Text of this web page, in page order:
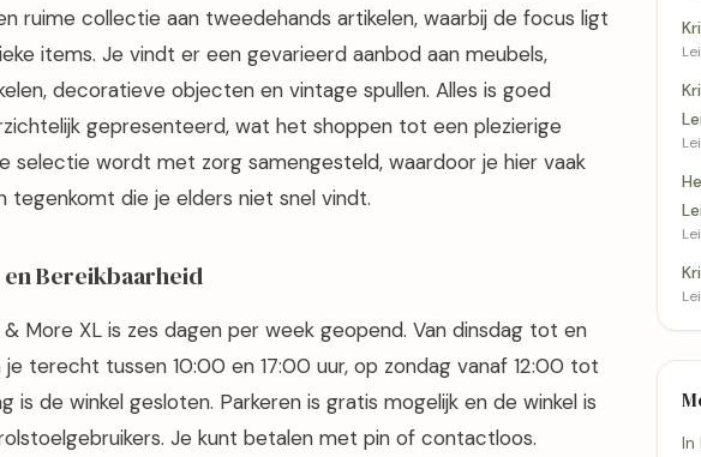
ruime collectie aan tweedehands artikelen, waarbij de focus ligt
items. Je vindt er een gevarieerd aanbod aan meubels,
decoratieve objecten en vintage spullen. Alles is goed
gepresenteerd, wat het shoppen tot een plezierige
selectie wordt met zorg samengesteld, waardoor je hier vaak
tegenkomt die je elders niet snel vindt.
Bereikbaarheid
More XL is zes dagen per week geopend. Van dinsdag tot en
terecht tussen 10:00 en 17:00 uur, op zondag vanaf 12:00 tot
is de winkel gesloten. Parkeren is gratis mogelijk en de winkel is
Je kunt betalen met pin of contactloos.
In